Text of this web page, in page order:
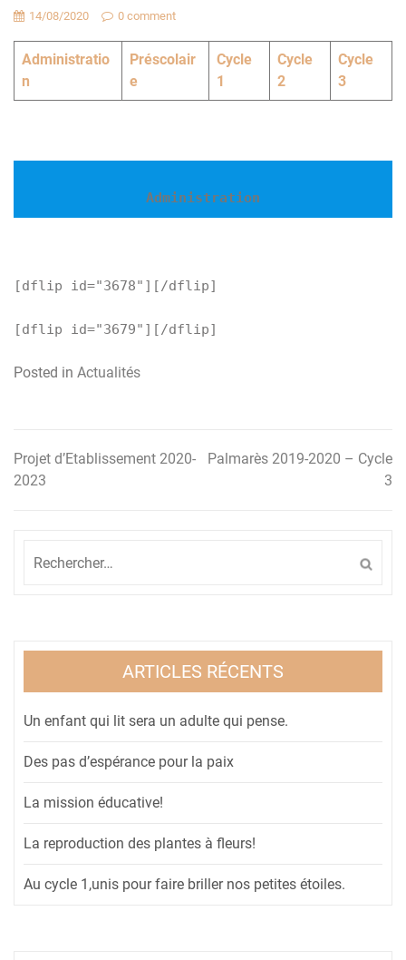
14/08/2020 0 comment
Administratio
n
Préscolair
e
Cycle
1
Cycle
2
Cycle
3
Administration
[dflip id="3678"][/dflip]
[dflip id="3679"][/dflip]
Posted in Actualités
Navigation
Projet d’Etablissement 2020-
2023
Palmarès 2019-2020 – Cycle
3
ARTICLES RÉCENTS
Un enfant qui lit sera un adulte qui pense.
Des pas d’espérance pour la paix
La mission éducative!
La reproduction des plantes à fleurs!
Au cycle 1,unis pour faire briller nos petites étoiles.